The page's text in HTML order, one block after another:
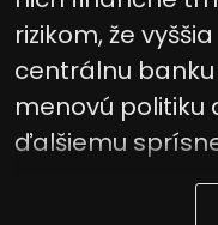
rizikom, že
centrálnu
menovú politiku
ďalšiemu